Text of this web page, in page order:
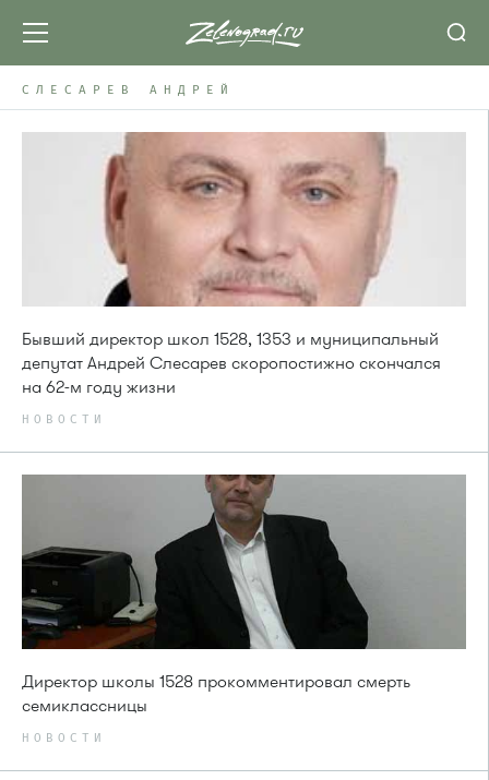
СЛЕСАРЕВ АНДРЕЙ
Бывший директор школ 1528, 1353 и муниципальный
депутат Андрей Слесарев скоропостижно скончался
на 62-м году жизни
НОВОСТИ
Директор школы 1528 прокомментировал смерть
семиклассницы
НОВОСТИ